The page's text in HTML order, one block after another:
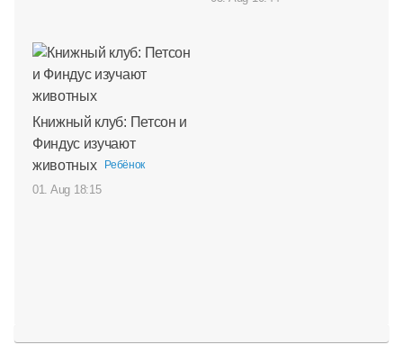
Книжный клуб: Петсон и
Финдус изучают
животных
Ребёнок
01. Aug 18:15